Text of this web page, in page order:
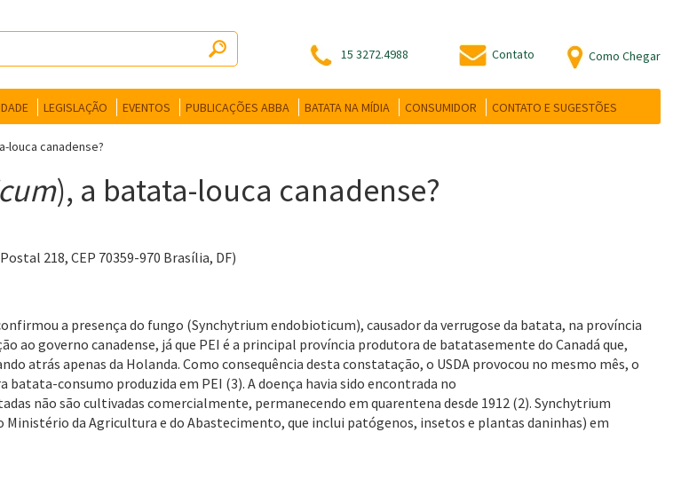
15 3272.4988 Contato Como Chegar
LEGISLAÇÃO EVENTOS PUBLICAÇÕES ABBA BATATA NA MÍDIA CONSUMIDOR CONTATO E SUGESTÕES
louca canadense?
), a batata-louca canadense?
218, CEP 70359-970 Brasília, DF)
a presença do fungo (Synchytrium endobioticum), causador da verrugose da batata, na província
ao governo canadense, já que PEI é a principal província produtora de batatasemente do Canadá que,
atrás apenas da Holanda. Como consequência desta constatação, o USDA provocou no mesmo mês, o
consumo produzida em PEI (3). A doença havia sido encontrada no
não são cultivadas comercialmente, permanecendo em quarentena desde 1912 (2). Synchytrium
da Agricultura e do Abastecimento, que inclui patógenos, insetos e plantas daninhas) em